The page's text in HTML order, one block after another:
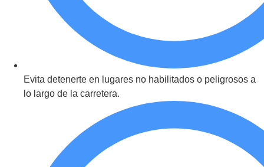
Evita detenerte en lugares no habilitados o peligrosos a
lo largo de la carretera.